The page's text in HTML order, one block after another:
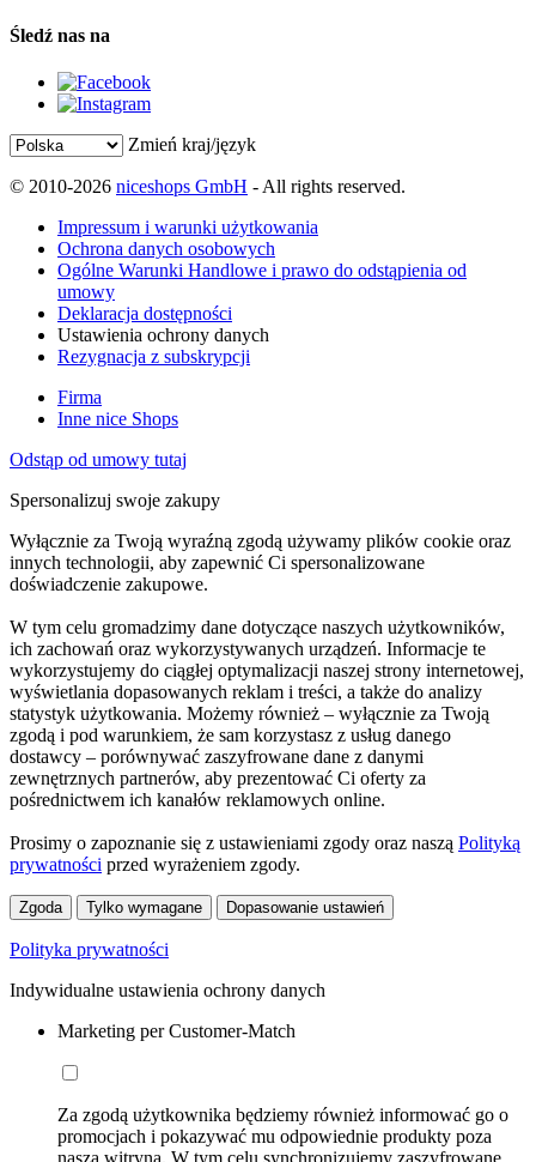
Śledź nas na
Zmień kraj/język
© 2010-2026 niceshops GmbH - All rights reserved.
Impressum i warunki użytkowania
Ochrona danych osobowych
Ogólne Warunki Handlowe i prawo do odstąpienia od
umowy
Deklaracja dostępności
Ustawienia ochrony danych
Rezygnacja z subskrypcji
Firma
Inne nice Shops
Odstąp od umowy tutaj
Spersonalizuj swoje zakupy
Wyłącznie za Twoją wyraźną zgodą używamy plików cookie oraz
innych technologii, aby zapewnić Ci spersonalizowane
doświadczenie zakupowe.
W tym celu gromadzimy dane dotyczące naszych użytkowników,
ich zachowań oraz wykorzystywanych urządzeń. Informacje te
wykorzystujemy do ciągłej optymalizacji naszej strony internetowej,
wyświetlania dopasowanych reklam i treści, a także do analizy
statystyk użytkowania. Możemy również – wyłącznie za Twoją
zgodą i pod warunkiem, że sam korzystasz z usług danego
dostawcy – porównywać zaszyfrowane dane z danymi
zewnętrznych partnerów, aby prezentować Ci oferty za
pośrednictwem ich kanałów reklamowych online.
Prosimy o zapoznanie się z ustawieniami zgody oraz naszą Polityką
prywatności przed wyrażeniem zgody.
Zgoda Tylko wymagane Dopasowanie ustawień
Polityka prywatności
Indywidualne ustawienia ochrony danych
Marketing per Customer-Match
Za zgodą użytkownika będziemy również informować go o
promocjach i pokazywać mu odpowiednie produkty poza